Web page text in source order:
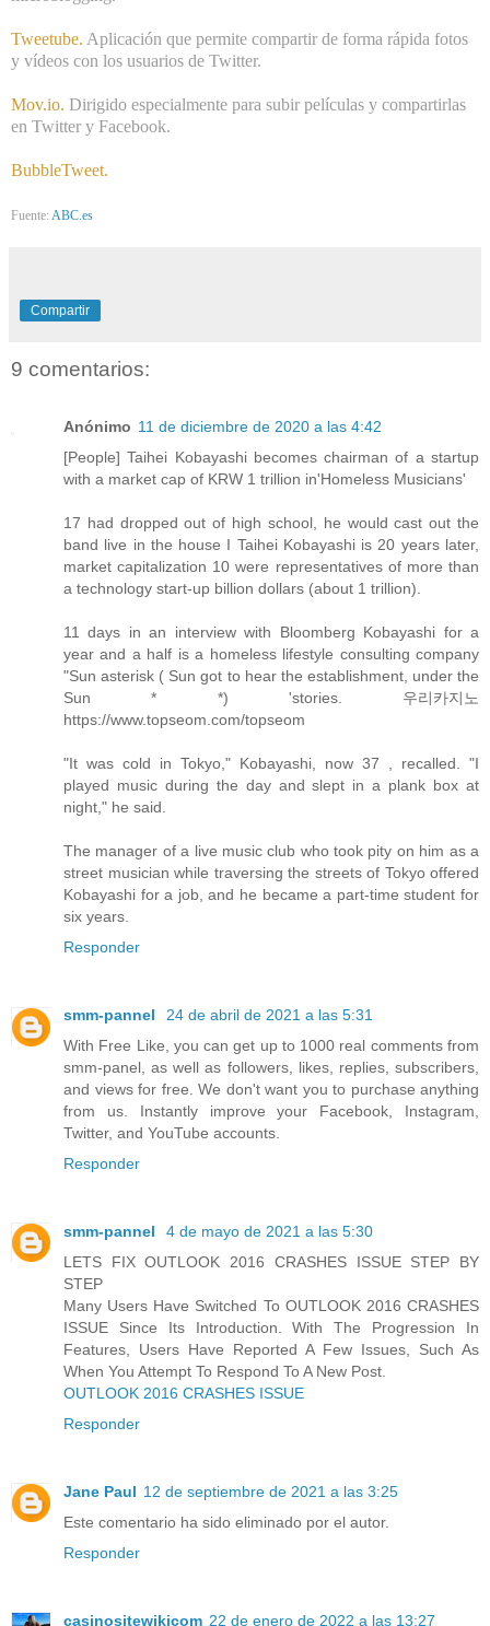
Tweetube. Aplicación que permite compartir de forma rápida fotos
y vídeos con los usuarios de Twitter.
Mov.io. Dirigido especialmente para subir películas y compartirlas
en Twitter y Facebook.
BubbleTweet.
Fuente: ABC.es
Compartir
9 comentarios:
Anónimo 11 de diciembre de 2020 a las 4:42
[People] Taihei Kobayashi becomes chairman of a startup
with a market cap of KRW 1 trillion in'Homeless Musicians'
17 had dropped out of high school, he would cast out the
band live in the house I Taihei Kobayashi is 20 years later,
market capitalization 10 were representatives of more than
a technology start-up billion dollars (about 1 trillion).
11 days in an interview with Bloomberg Kobayashi for a
year and a half is a homeless lifestyle consulting company
"Sun asterisk ( Sun got to hear the establishment, under the
Sun * *) 'stories. 우리카지노
https://www.topseom.com/topseom
"It was cold in Tokyo," Kobayashi, now 37 , recalled. "I
played music during the day and slept in a plank box at
night," he said.
The manager of a live music club who took pity on him as a
street musician while traversing the streets of Tokyo offered
Kobayashi for a job, and he became a part-time student for
six years.
Responder
smm-pannel
24 de abril de 2021 a las 5:31
With Free Like, you can get up to 1000 real comments from
smm-panel, as well as followers, likes, replies, subscribers,
and views for free. We don't want you to purchase anything
from us. Instantly improve your Facebook, Instagram,
Twitter, and YouTube accounts.
Responder
smm-pannel
4 de mayo de 2021 a las 5:30
LETS FIX OUTLOOK 2016 CRASHES ISSUE STEP BY
STEP
Many Users Have Switched To OUTLOOK 2016 CRASHES
ISSUE Since Its Introduction. With The Progression In
Features, Users Have Reported A Few Issues, Such As
When You Attempt To Respond To A New Post.
OUTLOOK 2016 CRASHES ISSUE
Responder
Jane Paul 12 de septiembre de 2021 a las 3:25
Este comentario ha sido eliminado por el autor.
Responder
casinositewikicom 22 de enero de 2022 a las 13:27